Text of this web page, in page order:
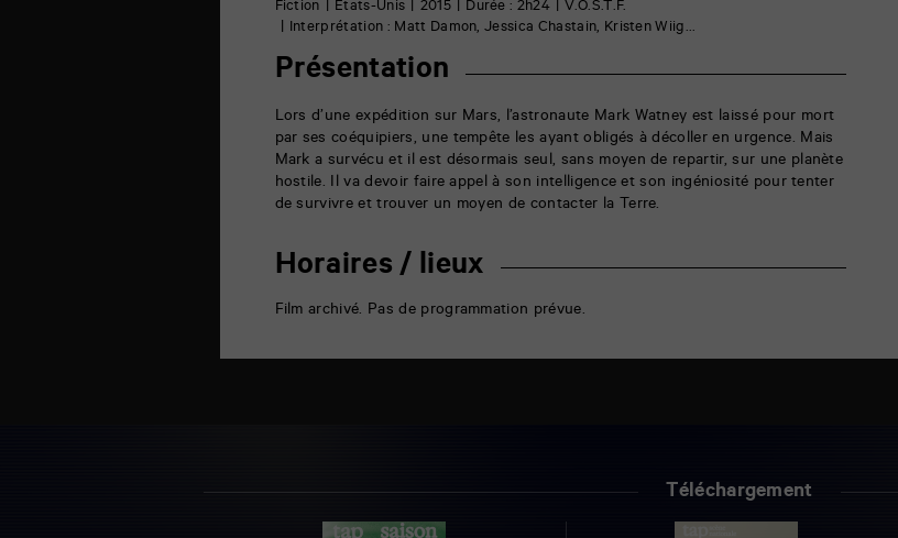
Fiction États-Unis 2015 Durée : 2h24
V.O.S.T.F.
Interprétation : Matt Damon, Jessica Chastain, Kristen Wiig...
Présentation
Lors d’une expédition sur Mars, l’astronaute Mark Watney est laissé pour mort
par ses coéquipiers, une tempête les ayant obligés à décoller en urgence. Mais
Mark a survécu et il est désormais seul, sans moyen de repartir, sur une planète
hostile. Il va devoir faire appel à son intelligence et son ingéniosité pour tenter
de survivre et trouver un moyen de contacter la Terre.
Horaires / lieux
Film archivé. Pas de programmation prévue.
Téléchargement